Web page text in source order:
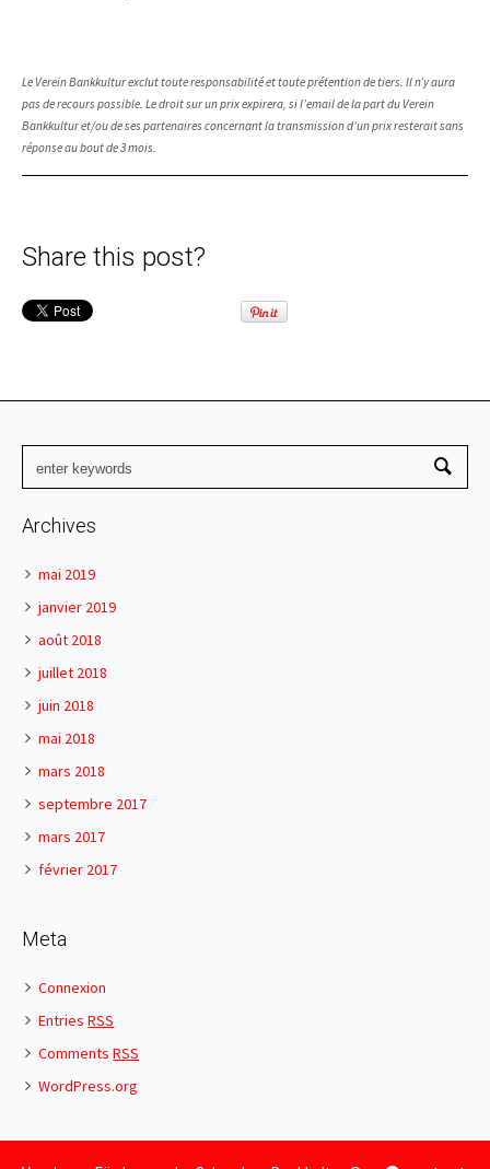
Le Verein Bankkultur exclut toute responsabilité et toute prétention de tiers. Il n’y aura
pas de recours possible. Le droit sur un prix expirera, si l’email de la part du Verein
Bankkultur et/ou de ses partenaires concernant la transmission d’un prix resterait sans
réponse au bout de 3 mois.
Share this post?
Archives
mai 2019
janvier 2019
août 2018
juillet 2018
juin 2018
mai 2018
mars 2018
septembre 2017
mars 2017
février 2017
Meta
Connexion
EntriesRSS
CommentsRSS
WordPress.org